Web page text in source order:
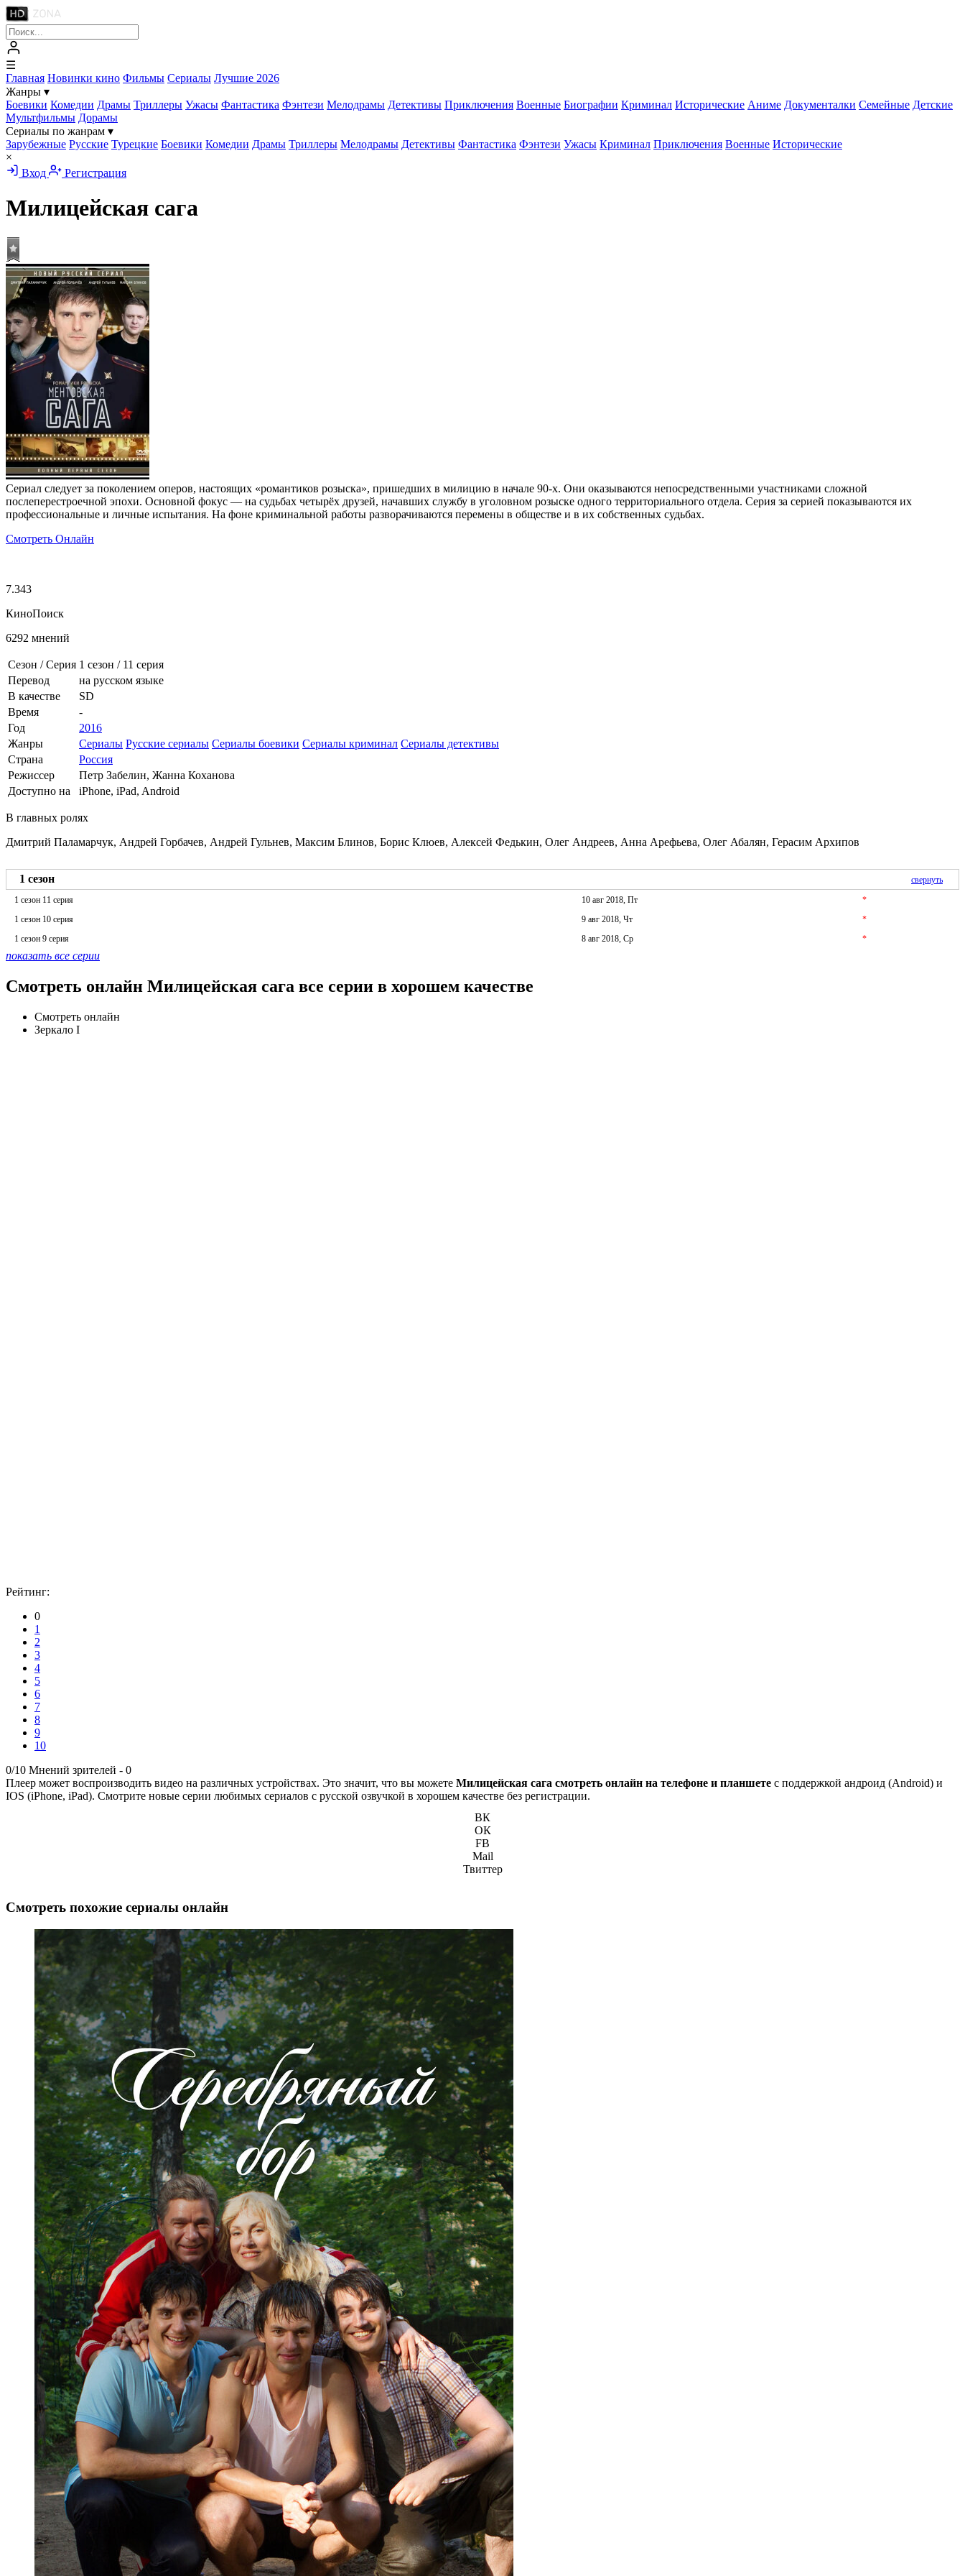
☰
Главная Новинки кино Фильмы Сериалы Лучшие 2026
Жанры ▾
Боевики Комедии Драмы Триллеры Ужасы Фантастика Фэнтези Мелодрамы Детективы Приключения Военные Биографии Криминал Исторические Аниме Документалки Семейные Детские
Мультфильмы Дорамы
Сериалы по жанрам ▾
Зарубежные Русские Турецкие Боевики Комедии Драмы Триллеры Мелодрамы Детективы Фантастика Фэнтези Ужасы Криминал Приключения Военные Исторические
×
Вход
Регистрация
Милицейская сага
Сериал следует за поколением оперов, настоящих «романтиков розыска», пришедших в милицию в начале 90-х. Они оказываются непосредственными участниками сложной
послеперестроечной эпохи. Основной фокус — на судьбах четырёх друзей, начавших службу в уголовном розыске одного территориального отдела. Серия за серией показываются их
профессиональные и личные испытания. На фоне криминальной работы разворачиваются перемены в обществе и в их собственных судьбах.
Смотреть Онлайн
7.343
КиноПоиск
6292 мнений
Сезон / Серия 1 сезон / 11 серия
Перевод
на русском языке
В качестве
SD
Время
-
Год
2016
Жанры
Сериалы Русские сериалы Сериалы боевики Сериалы криминал Сериалы детективы
Страна
Россия
Режиссер
Петр Забелин, Жанна Коханова
Доступно на
iPhone, iPad, Android
В главных ролях
Дмитрий Паламарчук, Андрей Горбачев, Андрей Гульнев, Максим Блинов, Борис Клюев, Алексей Федькин, Олег Андреев, Анна Арефьева, Олег Абалян, Герасим Архипов
1 сезон
свернуть
1 сезон 11 серия
10 авг 2018, Пт
*
1 сезон 10 серия
9 авг 2018, Чт
*
1 сезон 9 серия
8 авг 2018, Ср *
показать все серии
Смотреть онлайн Милицейская сага все серии в хорошем качестве
Смотреть онлайн
Зеркало I
Рейтинг:
0
1
2
3
4
5
6
7
8
9
10
0/10 Мнений зрителей - 0
Плеер может воспроизводить видео на различных устройствах. Это значит, что вы можете Милицейская сага смотреть онлайн на телефоне и планшете с поддержкой андроид (Android) и
IOS (iPhone, iPad). Смотрите новые серии любимых сериалов с русской озвучкой в хорошем качестве без регистрации.
ВК
ОК
FB
Mail
Твиттер
Смотреть похожие сериалы онлайн